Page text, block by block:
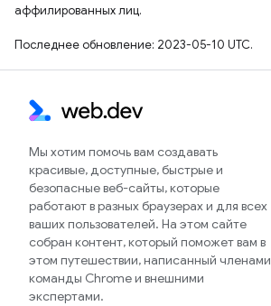
аффилированных лиц.
Последнее обновление: 2023-05-10 UTC.
Мы хотим помочь вам создавать
красивые, доступные, быстрые и
безопасные веб-сайты, которые
работают в разных браузерах и для всех
ваших пользователей. На этом сайте
собран контент, который поможет вам в
этом путешествии, написанный членами
команды Chrome и внешними
экспертами.